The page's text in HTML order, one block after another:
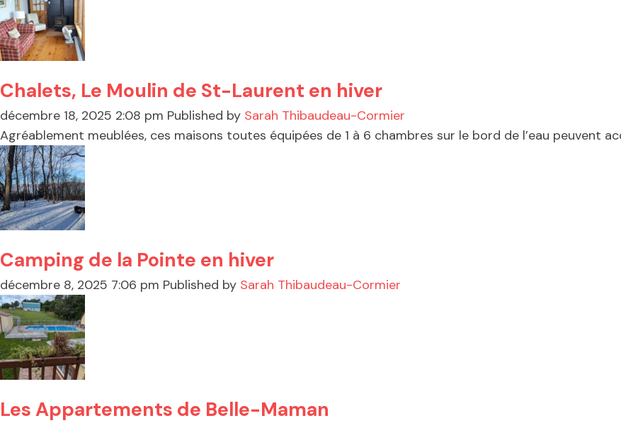
Chalets, Le Moulin de St-Laurent en hiver
décembre 18, 2025 2:08 pm Published by Sarah Thibaudeau-Cormier
Agréablement meublées, ces maisons toutes équipées de 1 à 6 chambres sur le bord de l’eau peuvent
Camping de la Pointe en hiver
décembre 8, 2025 7:06 pm Published by Sarah Thibaudeau-Cormier
Les Appartements de Belle-Maman